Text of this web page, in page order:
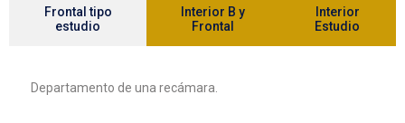
Frontal tipo
estudio
Interior B y
Frontal
Interior
Estudio
Departamento de una recámara.